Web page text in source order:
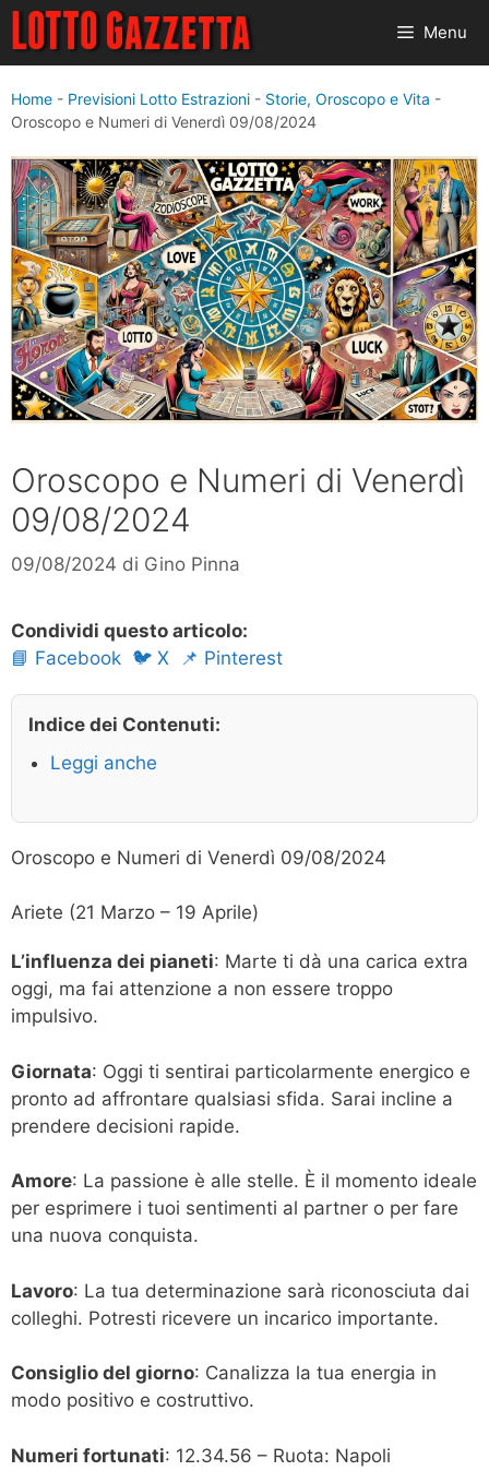
Vai
contenuto
Menu
Home - Previsioni Lotto Estrazioni - Storie, Oroscopo e Vita -
Oroscopo e Numeri di Venerdì 09/08/2024
Oroscopo e Numeri di Venerdì
09/08/2024
09/08/2024 di Gino Pinna
Condividi questo articolo:
📘 Facebook 🐦 X 📌 Pinterest
Indice dei Contenuti:
Leggi anche
Oroscopo e Numeri di Venerdì 09/08/2024
Ariete (21 Marzo – 19 Aprile)
L’influenza dei pianeti: Marte ti dà una carica extra
oggi, ma fai attenzione a non essere troppo
impulsivo.
Giornata: Oggi ti sentirai particolarmente energico e
pronto ad affrontare qualsiasi sfida. Sarai incline a
prendere decisioni rapide.
Amore: La passione è alle stelle. È il momento ideale
per esprimere i tuoi sentimenti al partner o per fare
una nuova conquista.
Lavoro: La tua determinazione sarà riconosciuta dai
colleghi. Potresti ricevere un incarico importante.
Consiglio del giorno: Canalizza la tua energia in
modo positivo e costruttivo.
Numeri fortunati: 12.34.56 – Ruota: Napoli